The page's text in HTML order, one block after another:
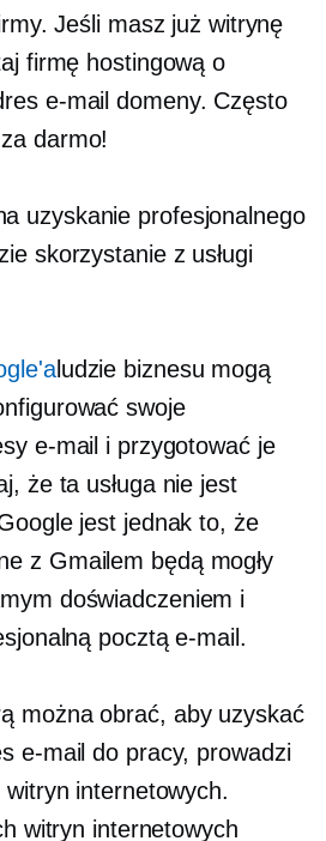
Jeśli masz już witrynę
firmę hostingową o
e-mail domeny. Często
darmo!
uzyskanie profesjonalnego
skorzystanie z usługi
ludzie biznesu mogą
swoje
e-mail i przygotować je
że ta usługa nie jest
jest jednak to, że
z Gmailem będą mogły
doświadczeniem i
pocztą e-mail.
można obrać, aby uzyskać
e-mail do pracy, prowadzi
internetowych.
witryn internetowych